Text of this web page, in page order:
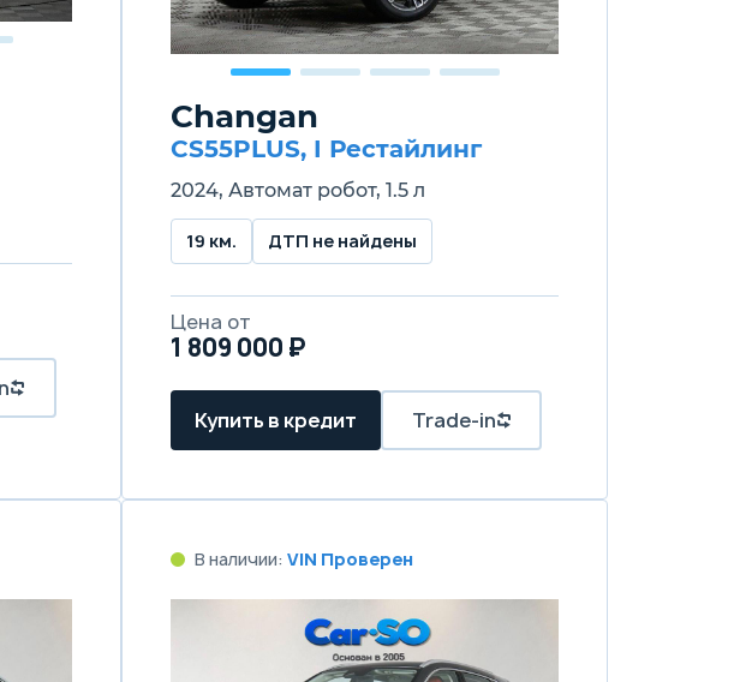
Changan
CS55PLUS, I Рестайлинг
2024, Автомат робот, 1.5 л
19 км. ДТП не найдены
Цена от
1 809 000 ₽
Купить в кредит Trade-in
В наличии: VIN Проверен